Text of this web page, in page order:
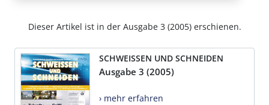
Dieser Artikel ist in der Ausgabe 3 (2005) erschienen.
SCHWEISSEN UND SCHNEIDEN
Ausgabe 3 (2005)
› mehr erfahren